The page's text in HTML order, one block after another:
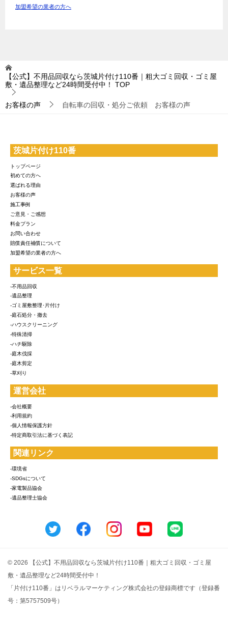
加盟希望の業者の方へ
【公式】不用品回収なら茨城片付け110番｜粗大ゴミ回収・ゴミ屋
敷・遺品整理など24時間受付中！
TOP
お客様の声 自転車の回収・処分ご依頼 お客様の声
茨城片付け110番
トップページ
初めての方へ
選ばれる理由
お客様の声
施工事例
ご意見・ご感想
料金プラン
お問い合わせ
賠償責任補償について
加盟希望の業者の方へ
サービス一覧
-不用品回収
-遺品整理
-ゴミ屋敷整理･片付け
-庭石処分・撤去
-ハウスクリーニング
-特殊清掃
-ハチ駆除
-庭木伐採
-庭木剪定
-草刈り
運営会社
-会社概要
-利用規約
-個人情報保護方針
-特定商取引法に基づく表記
関連リンク
-環境省
-SDGsについて
-家電製品協会
-遺品整理士協会
© 2026 【公式】不用品回収なら茨城片付け110番｜粗大ゴミ回収・ゴミ屋
敷・遺品整理など24時間受付中！
「片付け110番」はリベラルマーケティング株式会社の登録商標です（登録番
号：第5757509号）